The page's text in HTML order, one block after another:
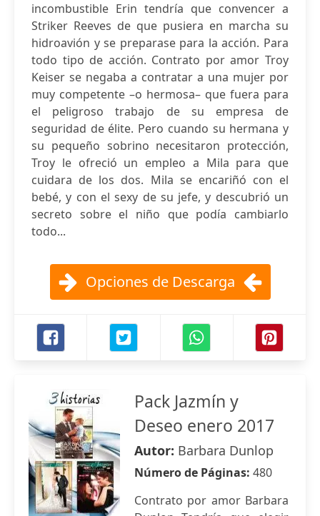
incombustible Erin tendría que convencer a
Striker Reeves de que pusiera en marcha su
hidroavión y se preparase para la acción. Para
todo tipo de acción. Contrato por amor Troy
Keiser se negaba a contratar a una mujer por
muy competente –o hermosa– que fuera para
el peligroso trabajo de su empresa de
seguridad de élite. Pero cuando su hermana y
su pequeño sobrino necesitaron protección,
Troy le ofreció un empleo a Mila para que
cuidara de los dos. Mila se encariñó con el
bebé, y con el sexy de su jefe, y descubrió un
secreto sobre el niño que podía cambiarlo
todo...
Opciones de Descarga
Pack Jazmín y
Deseo enero 2017
Autor: Barbara Dunlop
Número de Páginas: 480
Contrato por amor Barbara